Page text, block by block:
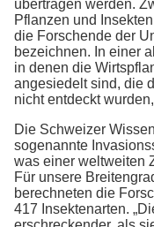
übertragen werden.
Pflanzen und
die Forschende der
bezeichnen. In einer
in denen die
angesiedelt sind, die
nicht entdeckt
Die Schweizer
sogenannte
was einer weltweiten
Für unsere
berechneten die
417 Insektenarten.